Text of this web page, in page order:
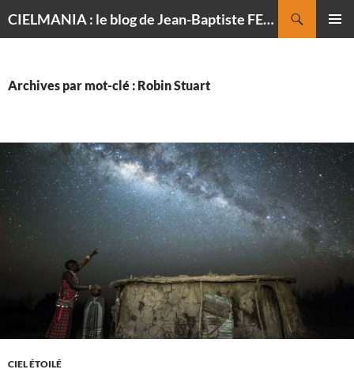
CIELMANIA : le blog de Jean-Baptiste FELDMANN, photographe du ciel
Archives par mot-clé : Robin Stuart
CIEL ÉTOILÉ